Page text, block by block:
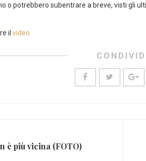
o potrebbero subentrare a breve, visti gli
il video
CONDIVIDI
è più vicina (FOTO)